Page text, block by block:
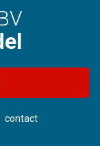
contact